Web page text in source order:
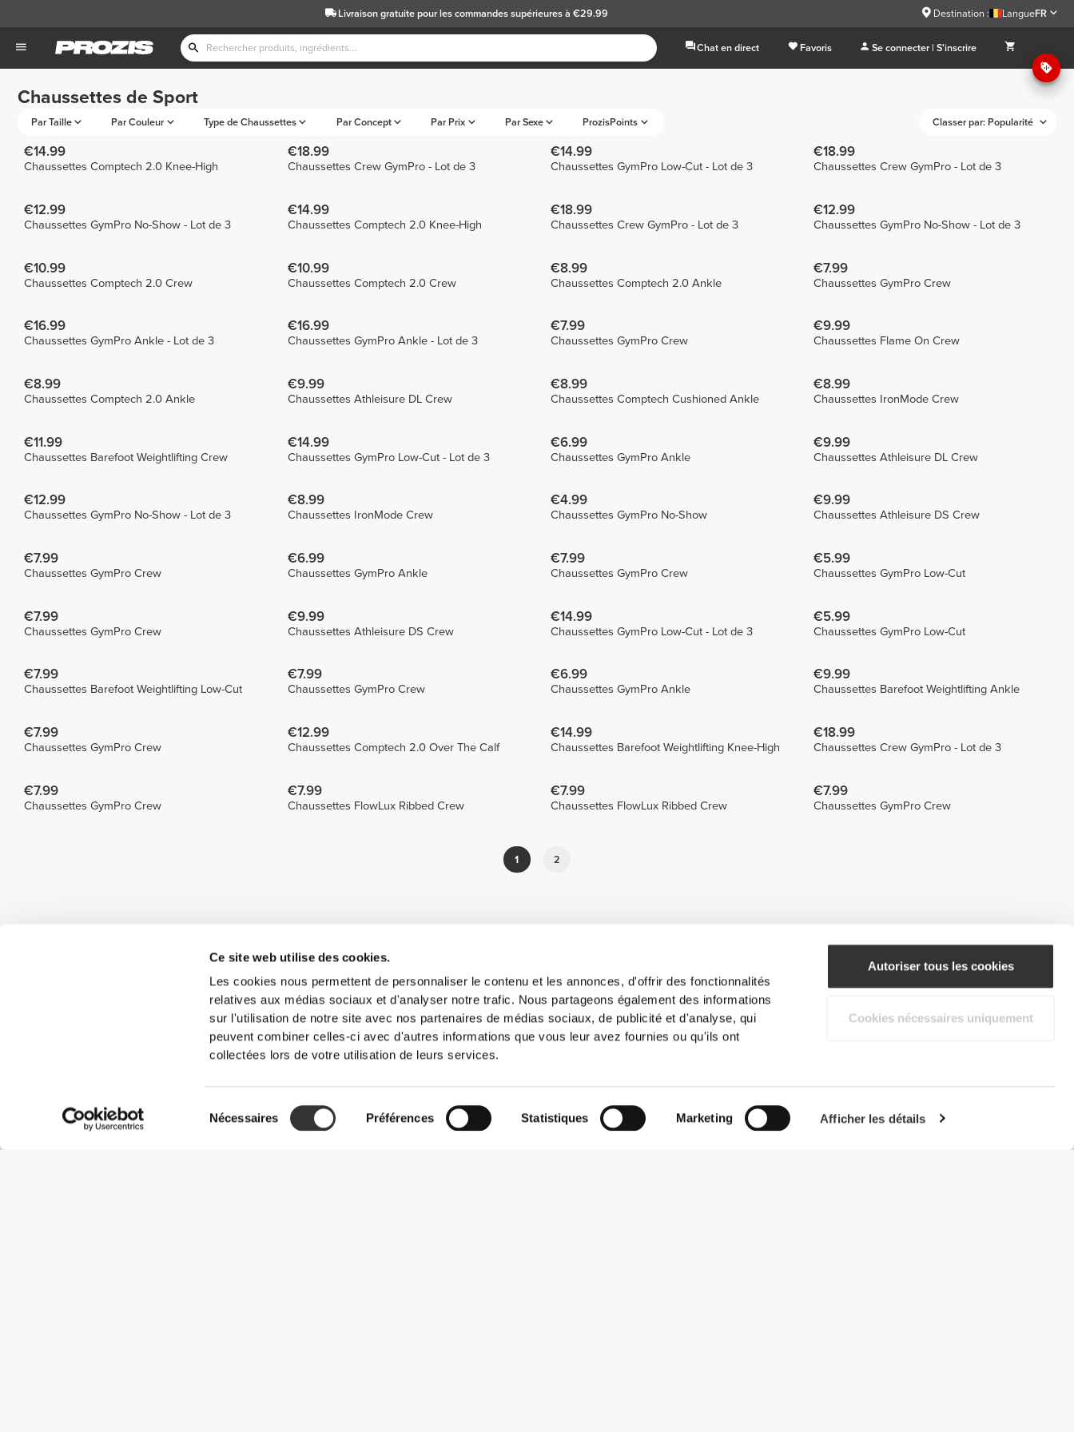
Ce site web utilise des cookies.
Les cookies nous permettent de personnaliser le contenu et les annonces, d'offrir des fonctionnalités
relatives aux médias sociaux et d'analyser notre trafic. Nous partageons également des informations
sur l'utilisation de notre site avec nos partenaires de médias sociaux, de publicité et d'analyse, qui
peuvent combiner celles-ci avec d'autres informations que vous leur avez fournies ou qu'ils ont
collectées lors de votre utilisation de leurs services.
du
Nécessaires Préférences Statistiques Marketing Afficher les détails
Autoriser tous les cookies
Cookies nécessaires uniquement
Livraison gratuitepour les commandes supérieures à €29.99 Destination : LangueFR
Chat en direct Favoris Se connecter | S'inscrire
Chaussettes de Sport
Par Taille Par Couleur Type de Chaussettes Par Concept Par Prix Par Sexe ProzisPoints Classer par: Popularité
€14.99
Chaussettes Comptech 2.0 Knee-High
€18.99
Chaussettes Crew GymPro - Lot de 3
€14.99
Chaussettes GymPro Low-Cut - Lot de 3
€18.99
Chaussettes Crew GymPro - Lot de 3
€12.99
Chaussettes GymPro No-Show - Lot de 3
€14.99
Chaussettes Comptech 2.0 Knee-High
€18.99
Chaussettes Crew GymPro - Lot de 3
€12.99
Chaussettes GymPro No-Show - Lot de 3
€10.99
Chaussettes Comptech 2.0 Crew
€10.99
Chaussettes Comptech 2.0 Crew
€8.99
Chaussettes Comptech 2.0 Ankle
€7.99
Chaussettes GymPro Crew
€16.99
Chaussettes GymPro Ankle - Lot de 3
€16.99
Chaussettes GymPro Ankle - Lot de 3
€7.99
Chaussettes GymPro Crew
€9.99
Chaussettes Flame On Crew
€8.99
Chaussettes Comptech 2.0 Ankle
€9.99
Chaussettes Athleisure DL Crew
€8.99
Chaussettes Comptech Cushioned Ankle
€8.99
Chaussettes IronMode Crew
€11.99
Chaussettes Barefoot Weightlifting Crew
€14.99
Chaussettes GymPro Low-Cut - Lot de 3
€6.99
Chaussettes GymPro Ankle
€9.99
Chaussettes Athleisure DL Crew
€12.99
Chaussettes GymPro No-Show - Lot de 3
€8.99
Chaussettes IronMode Crew
€4.99
Chaussettes GymPro No-Show
€9.99
Chaussettes Athleisure DS Crew
€7.99
Chaussettes GymPro Crew
€6.99
Chaussettes GymPro Ankle
€7.99
Chaussettes GymPro Crew
€5.99
Chaussettes GymPro Low-Cut
€7.99
Chaussettes GymPro Crew
€9.99
Chaussettes Athleisure DS Crew
€14.99
Chaussettes GymPro Low-Cut - Lot de 3
€5.99
Chaussettes GymPro Low-Cut
€7.99
Chaussettes Barefoot Weightlifting Low-Cut
€7.99
Chaussettes GymPro Crew
€6.99
Chaussettes GymPro Ankle
€9.99
Chaussettes Barefoot Weightlifting Ankle
€7.99
Chaussettes GymPro Crew
€12.99
Chaussettes Comptech 2.0 Over The Calf
€14.99
Chaussettes Barefoot Weightlifting Knee-High
€18.99
Chaussettes Crew GymPro - Lot de 3
€7.99
Chaussettes GymPro Crew
€7.99
Chaussettes FlowLux Ribbed Crew
€7.99
Chaussettes FlowLux Ribbed Crew
€7.99
Chaussettes GymPro Crew
1 2